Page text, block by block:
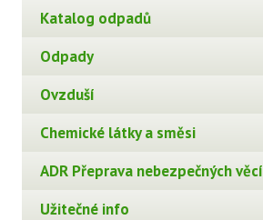
Katalog odpadů
Odpady
Ovzduší
Chemické látky a směsi
ADR Přeprava nebezpečných věcí
Užitečné info